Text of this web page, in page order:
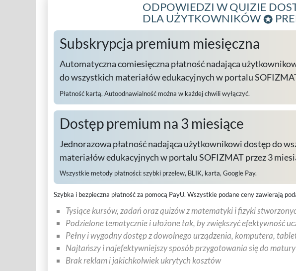
ODPOWIEDZI W QUIZIE
DLA UŻYTKOWNIKÓW
Subskrypcja premium miesięczna
Automatyczna comiesięczna płatność nadająca
do wszystkich materiałów edukacyjnych w portalu
Płatność kartą. Autoodnawialność można w każdej chwili wyłączyć.
Dostęp premium na 3 miesiące
Jednorazowa płatność nadająca użytkownikowi dostęp do
materiałów edukacyjnych w portalu SOFIZMAT przez 3
Wszystkie metody płatności:szybki przelew, BLIK, karta, Google Pay.
Szybka i bezpieczna płatność za pomocą PayU. Wszystkie podane ceny zawierają
Tysiące kursów, zadań oraz quizów z matematyki i fizyki
Podzielone tematycznie i ułożone tak, by zwiększyć efektywność
Pełny i wygodny dostęp z dowolnego urządzenia, komputera,
Najtańszy i najefektywniejszy sposób przygotowania się do matury
Brak reklam i jakichkolwiek ukrytych kosztów